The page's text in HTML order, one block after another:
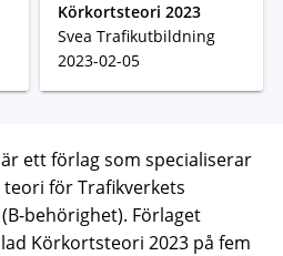
Körkortsteori 2023
Svea Trafikutbildning
2023-02-05
ett förlag som specialiserar
för Trafikverkets
behörighet). Förlaget
Körkortsteori 2023 på fem